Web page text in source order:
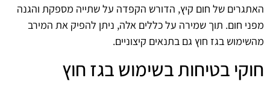
האתגרים של חום קיץ, הדורש הקפדה על שתייה מספקת והגנה
מפני חום. תוך שמירה על כללים אלה, ניתן להפיק את המירב
מהשימוש בגז חוץ גם בתנאים קיצוניים.
חוקי בטיחות בשימוש בגז חוץ